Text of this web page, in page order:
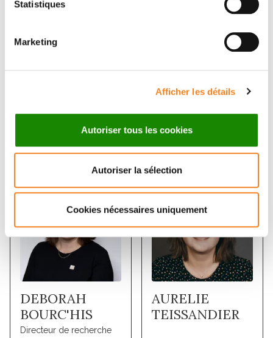
Statistiques
Marketing
Afficher les détails
Autoriser tous les cookies
Autoriser la sélection
Cookies nécessaires uniquement
chez les mammifères
Membres
DEBORAH
BOURC'HIS
Directeur de recherche
AURELIE
TEISSANDIER